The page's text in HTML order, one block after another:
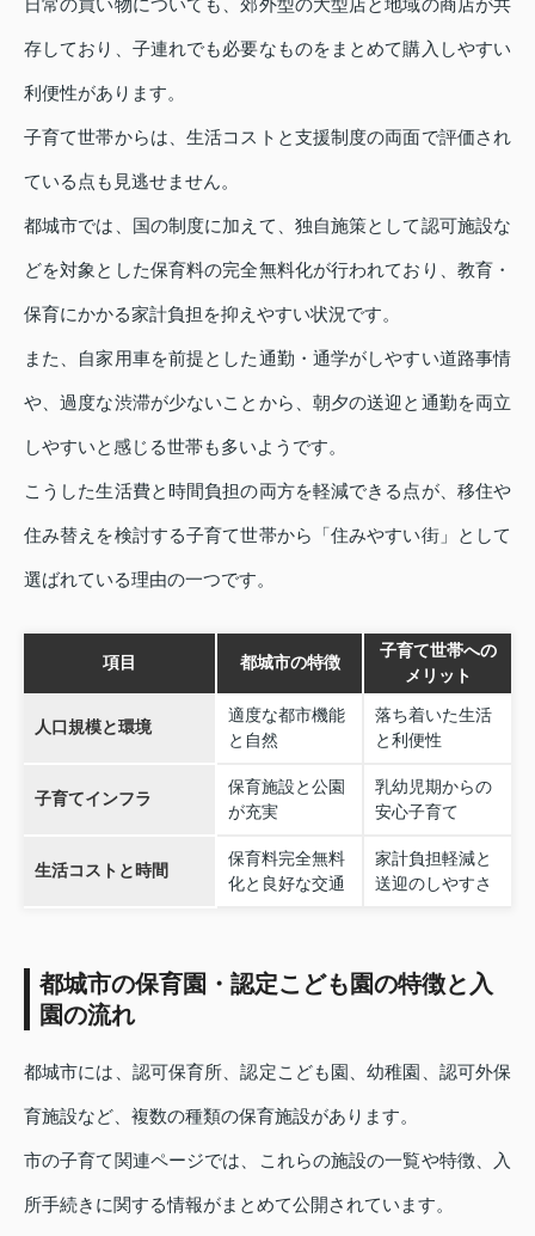
存しており、子連れでも必要なものをまとめて購入しやすい
利便性があります。
子育て世帯からは、生活コストと支援制度の両面で評価され
ている点も見逃せません。
都城市では、国の制度に加えて、独自施策として認可施設な
どを対象とした保育料の完全無料化が行われており、教育・
保育にかかる家計負担を抑えやすい状況です。
また、自家用車を前提とした通勤・通学がしやすい道路事情
や、過度な渋滞が少ないことから、朝夕の送迎と通勤を両立
しやすいと感じる世帯も多いようです。
こうした生活費と時間負担の両方を軽減できる点が、移住や
住み替えを検討する子育て世帯から「住みやすい街」として
選ばれている理由の一つです。
項目 都城市の特徴
子育て世帯への
メリット
人口規模と環境
適度な都市機能
と自然
落ち着いた生活
と利便性
子育てインフラ
保育施設と公園
が充実
乳幼児期からの
安心子育て
生活コストと時間
保育料完全無料
化と良好な交通
家計負担軽減と
送迎のしやすさ
都城市の保育園・認定こども園の特徴と入
園の流れ
都城市には、認可保育所、認定こども園、幼稚園、認可外保
育施設など、複数の種類の保育施設があります。
市の子育て関連ページでは、これらの施設の一覧や特徴、入
所手続きに関する情報がまとめて公開されています。